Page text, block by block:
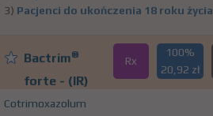
3) Pacjenci do ukończenia 18 roku życia
Bactrim®
forte - (IR)
Rx
100%
20,92 zł
Cotrimoxazolum